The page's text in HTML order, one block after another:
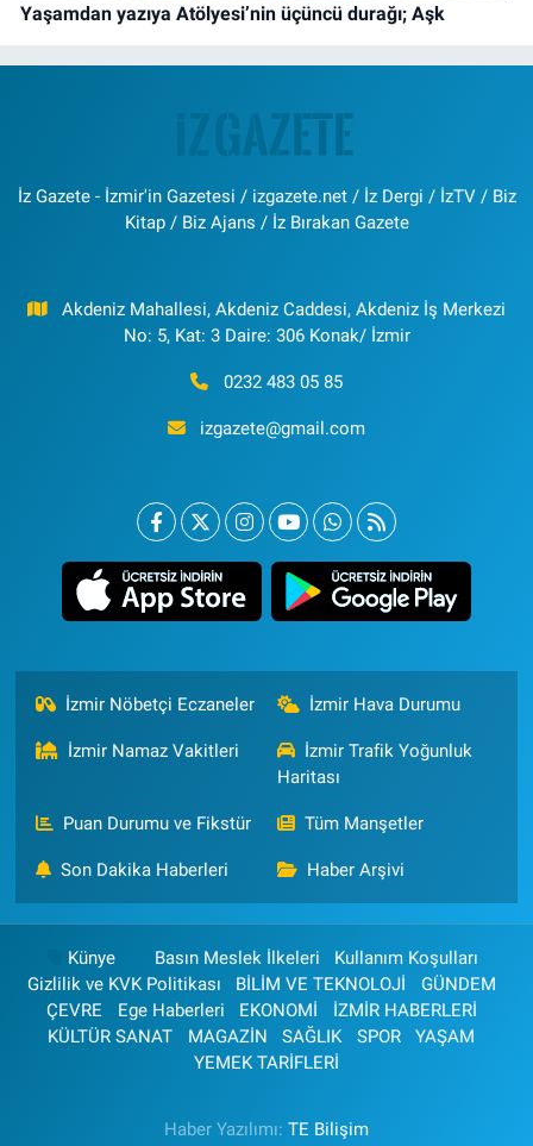
Yaşamdan yazıya Atölyesi’nin üçüncü durağı; Aşk
İz Gazete - İzmir'in Gazetesi / izgazete.net / İz Dergi / İzTV / Biz
Kitap / Biz Ajans / İz Bırakan Gazete
Akdeniz Mahallesi, Akdeniz Caddesi, Akdeniz İş Merkezi
No: 5, Kat: 3 Daire: 306 Konak/ İzmir
0232 483 05 85
izgazete@gmail.com
İzmir Nöbetçi Eczaneler İzmir Hava Durumu
İzmir Namaz Vakitleri
İzmir Trafik Yoğunluk
Haritası
Puan Durumu ve Fikstür Tüm Manşetler
Son Dakika Haberleri Haber Arşivi
Künye Basın Meslek İlkeleri
Kullanım Koşulları
Gizlilik ve KVK Politikası
BİLİM VE TEKNOLOJİ
GÜNDEM
ÇEVRE
Ege Haberleri EKONOMİ
İZMİR HABERLERİ
KÜLTÜR SANAT
MAGAZİN SAĞLIK SPOR
YAŞAM
YEMEK TARİFLERİ
Haber Yazılımı: TE Bilişim